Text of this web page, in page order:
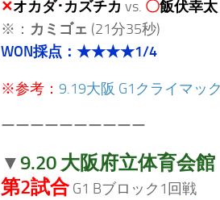
✕オカダ･カズチカ vs. 〇飯伏幸太
※： カミゴェ (21分35秒)
WON採点：★★★★1/4
※参考： 9.19大阪 G1クライマッ
ーーーーーーーーーー
▼9.20 大阪府立体育会館
第2試合G1 Bブロック1回戦